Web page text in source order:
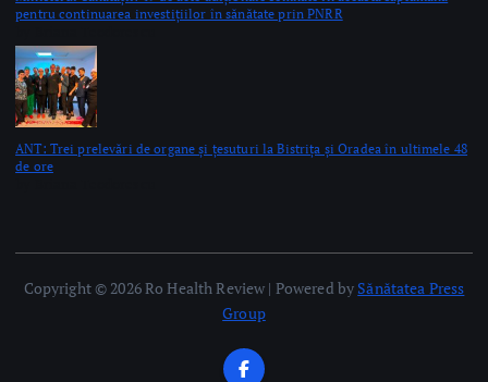
ANT: Trei prelevări de organe și țesuturi la Bistrița și Oradea în ultimele 48
de ore
by Briana Teodorescu
Copyright © 2026 Ro Health Review | Powered bySănătatea Press